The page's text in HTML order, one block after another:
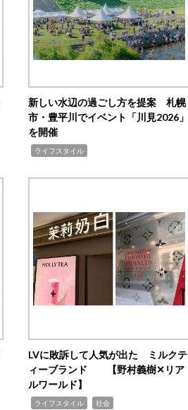
新しい水辺の過ごし方を提案 札幌
市・豊平川でイベント「川見2026」
を開催
ライフスタイル
LVに敗訴して人気が出た ミルクテ
ィーブランド 【野村義樹✕リア
ルワールド】
ライフスタイル 社会